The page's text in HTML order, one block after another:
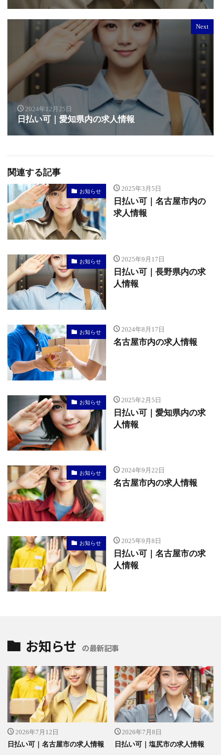
Next
2024年12月25日
日払い可｜愛知県内の求人情報
関連する記事
お知らせ 2025年3月5日
日払い可｜名古屋市内の
求人情報
お知らせ 2025年9月17日
日払い可｜長野県内の求
人情報
お知らせ 2024年8月17日
名古屋市内の求人情報
お知らせ 2025年2月5日
日払い可｜愛知県内の求
人情報
お知らせ 2024年9月22日
名古屋市内の求人情報
お知らせ 2025年9月8日
日払い可｜名古屋市の求
人情報
お知らせ の最新記事
2026年7月12日
日払い可｜名古屋市の求人情報
2026年7月8日
日払い可｜塩尻市の求人情報